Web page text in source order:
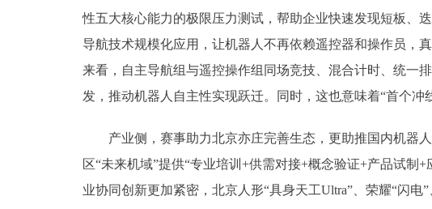
性五大核心能力的极限压力测试，帮助企业快速发现短板、
导航技术规模化应用，让机器人不再依赖遥控器和操作员，
来看，自主导航组与遥控操作组同场竞技、混合计时、统一
发，推动机器人自主性实现跃迁。同时，这也意味着“首个冲
产业侧，赛事助力北京亦庄完善生态，更助推国内机器人
区“未来机域”提供“专业培训+供需对接+概念验证+产品试
业协同创新更加紧密，北京人形“具身天工Ultra”、荣耀“闪